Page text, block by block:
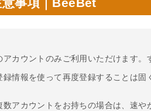
アカウントのみご利用いただけます。
情報を使って再度登録することは固
アカウントをお持ちの場合は、速や